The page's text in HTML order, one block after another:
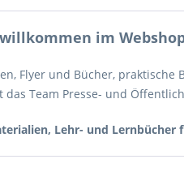
im
Flyer und Bücher, praktische
das Team Presse- und
Lehr- und Lernbücher